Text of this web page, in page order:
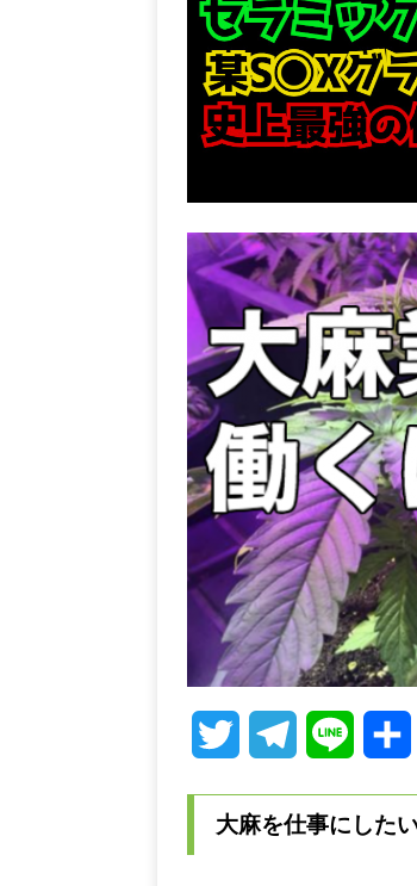
i
l
n
大麻を仕事にした